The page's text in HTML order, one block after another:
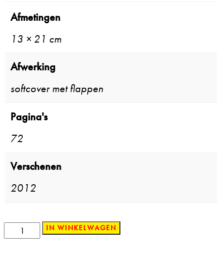
Afmetingen
13 × 21 cm
Afwerking
softcover met flappen
Pagina's
72
Verschenen
2012
Groenlo.
IN WINKELWAGEN